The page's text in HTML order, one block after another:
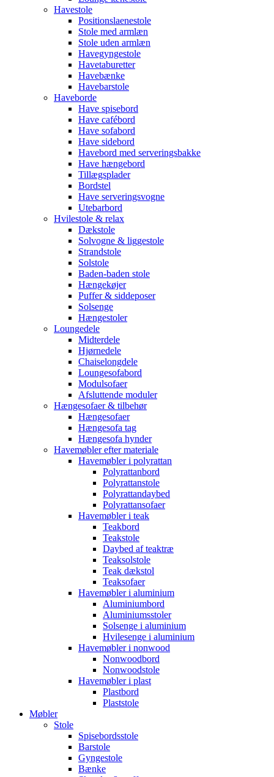
Havestole
Positionslaenestole
Stole med armlæn
Stole uden armlæn
Havegyngestole
Havetaburetter
Havebænke
Havebarstole
Haveborde
Have spisebord
Have cafébord
Have sofabord
Have sidebord
Havebord med serveringsbakke
Have hængebord
Tillægsplader
Bordstel
Have serveringsvogne
Utebarbord
Hvilestole & relax
Dækstole
Solvogne & liggestole
Strandstole
Solstole
Baden-baden stole
Hængekøjer
Puffer & siddeposer
Solsenge
Hængestoler
Loungedele
Midterdele
Hjørnedele
Chaiselongdele
Loungesofabord
Modulsofaer
Afsluttende moduler
Hængesofaer & tilbehør
Hængesofaer
Hængesofa tag
Hængesofa hynder
Havemøbler efter materiale
Havemøbler i polyrattan
Polyrattanbord
Polyrattanstole
Polyrattandaybed
Polyrattansofaer
Havemøbler i teak
Teakbord
Teakstole
Daybed af teaktræ
Teaksolstole
Teak dækstol
Teaksofaer
Havemøbler i aluminium
Aluminiumbord
Aluminiumsstoler
Solsenge i aluminium
Hvilesenge i aluminium
Havemøbler i nonwood
Nonwoodbord
Nonwoodstole
Havemøbler i plast
Plastbord
Plaststole
Møbler
Stole
Spisebordsstole
Barstole
Gyngestole
Bænke